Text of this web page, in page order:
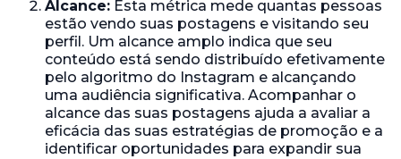
Alcance: Esta métrica mede quantas pessoas
estão vendo suas postagens e visitando seu
perfil. Um alcance amplo indica que seu
conteúdo está sendo distribuído efetivamente
pelo algoritmo do Instagram e alcançando
uma audiência significativa. Acompanhar o
alcance das suas postagens ajuda a avaliar a
eficácia das suas estratégias de promoção e a
identificar oportunidades para expandir sua